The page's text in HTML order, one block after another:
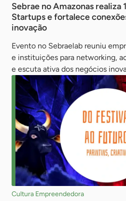
Sebrae no Amazonas realiza
Startups e fortalece
inovação
Evento no Sebraelab reuniu
e instituições para networking,
e escuta ativa dos negócios
Cultura Empreendedora